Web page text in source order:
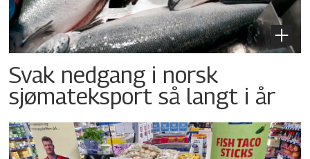
Svak nedgang i norsk
sjømateksport så langt i år